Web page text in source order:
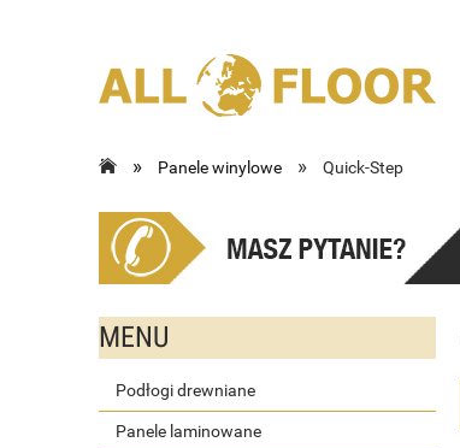
» Panele winylowe » Quick-Step
MENU
Podłogi drewniane
Panele laminowane